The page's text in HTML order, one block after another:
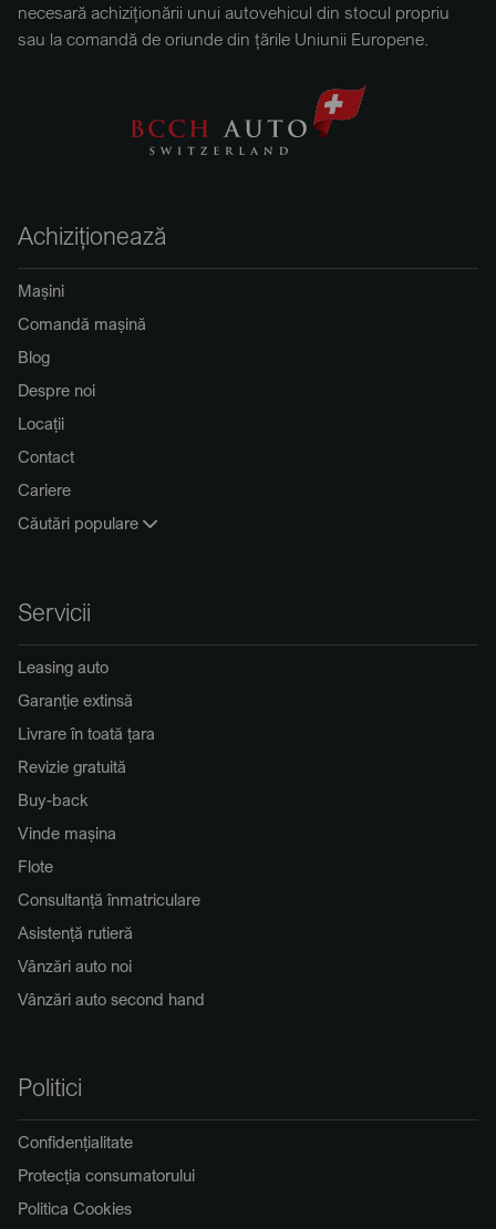
necesară achiziționării unui autovehicul din stocul propriu
sau la comandă de oriunde din țările Uniunii Europene.
Achiziționează
Mașini
Comandă mașină
Blog
Despre noi
Locații
Contact
Cariere
Căutări populare
Servicii
Leasing auto
Garanție extinsă
Livrare în toată țara
Revizie gratuită
Buy-back
Vinde mașina
Flote
Consultanță înmatriculare
Asistență rutieră
Vânzări auto noi
Vânzări auto second hand
Politici
Confidențialitate
Protecția consumatorului
Politica Cookies